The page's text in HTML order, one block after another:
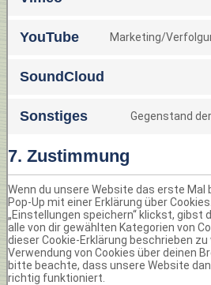
YouTube Marketing/
SoundCloud
Sonstiges Gegenstand
7. Zustimmung
Wenn du unsere Website das erste Mal
Pop-Up mit einer Erklärung über
„Einstellungen speichern“ klickst, gibst
alle von dir gewählten Kategorien von
dieser Cookie-Erklärung beschrieben
Verwendung von Cookies über deinen
bitte beachte, dass unsere Website
richtig funktioniert.